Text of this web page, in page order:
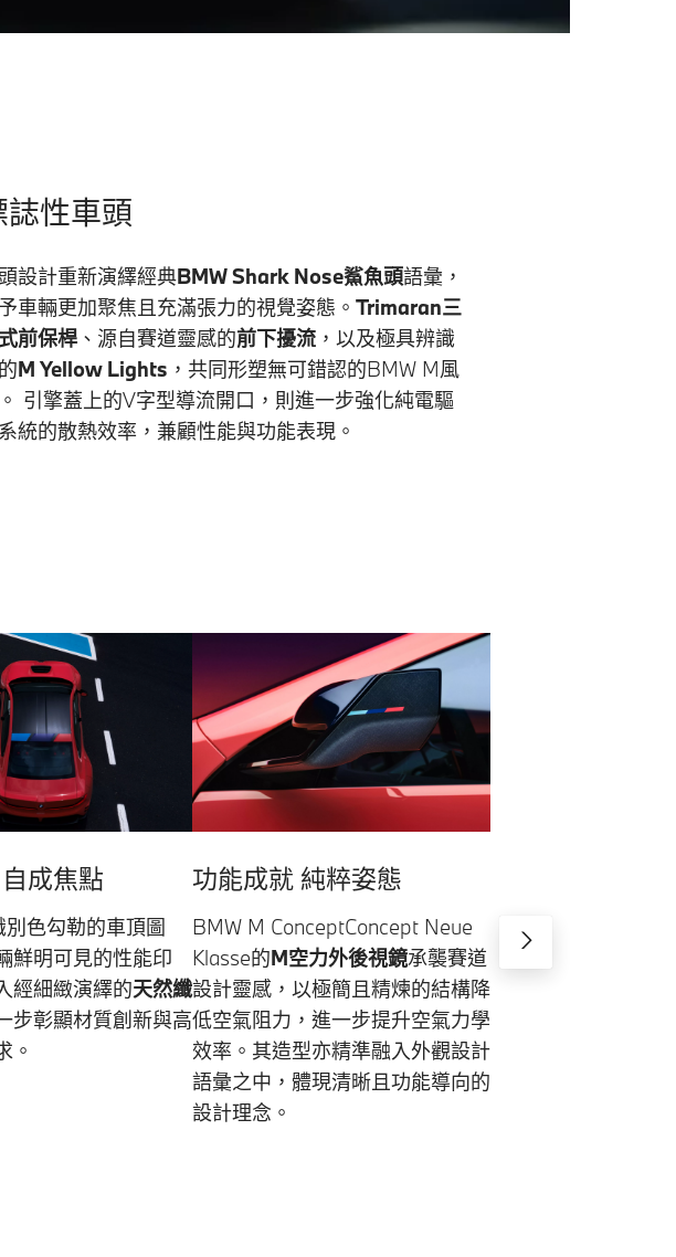
誌性車頭
設計重新演繹經典BMW Shark Nose鯊魚頭語彙，
車輛更加聚焦且充滿張力的視覺姿態。 Trimaran三
前保桿 、源自賽道靈感的前下擾流 ，以及極具辨識
M Yellow Lights ，共同形塑無可錯認的BMW M風
引擎蓋上的V字型導流開口，則進一步強化純電驅
統的散熱效率，兼顧性能與功能表現。
成焦點
色勾勒的車頂圖
鮮明可見的性能印
經細緻演繹的天然纖
步彰顯材質創新與高
。
功能成就 純粹姿態
BMW M ConceptConcept Neue
Klasse的M空力外後視鏡承襲賽道
設計靈感，以極簡且精煉的結構降
低空氣阻力，進一步提升空氣力學
效率。其造型亦精準融入外觀設計
語彙之中，體現清晰且功能導向的
設計理念。